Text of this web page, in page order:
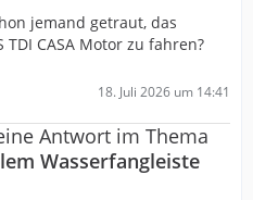
jemand getraut, das
TDI CASA Motor zu fahren?
18. Juli 2026 um 14:41
Antwort im Thema
Wasserfangleiste